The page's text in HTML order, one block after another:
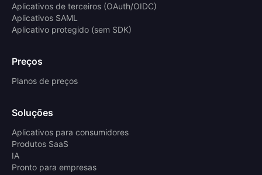
Aplicativos de terceiros (OAuth/OIDC)
Aplicativos SAML
Aplicativo protegido (sem SDK)
Preços
Planos de preços
Soluções
Aplicativos para consumidores
Produtos SaaS
IA
Pronto para empresas